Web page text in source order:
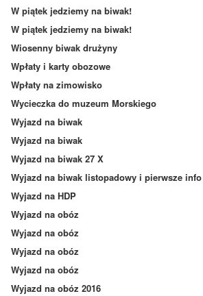
W piątek jedziemy na biwak!
W piątek jedziemy na biwak!
Wiosenny biwak drużyny
Wpłaty i karty obozowe
Wpłaty na zimowisko
Wycieczka do muzeum Morskiego
Wyjazd na biwak
Wyjazd na biwak
Wyjazd na biwak 27 X
Wyjazd na biwak listopadowy i pierwsze
Wyjazd na HDP
Wyjazd na obóz
Wyjazd na obóz
Wyjazd na obóz
Wyjazd na obóz
Wyjazd na obóz 2016